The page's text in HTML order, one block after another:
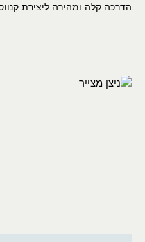
הדרכה קלה ומהירה ליצירת